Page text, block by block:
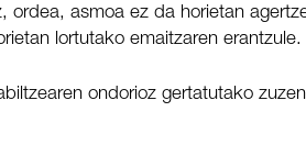
asmoa ez da horietan
lortutako emaitzaren erantzule.
ondorioz gertatutako